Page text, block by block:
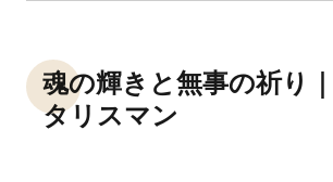
魂の輝きと無事の祈り
タリスマン